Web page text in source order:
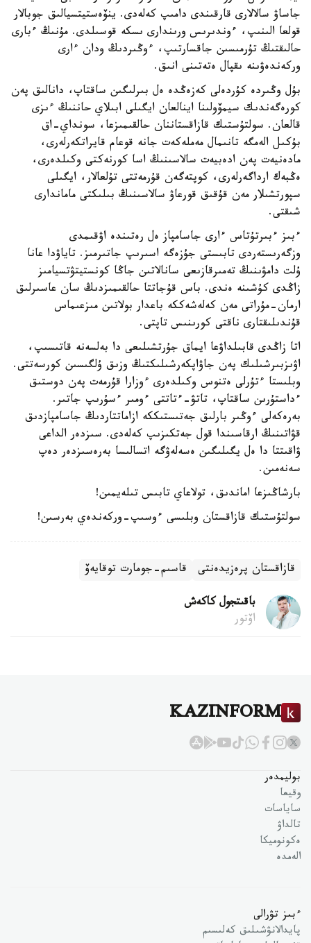
جاساۋ سالالارى قارقىندى دامىپ كەلەدى. ينۆەستيتسيالىق جوبالار
قولعا الىنىپ، ءوندىرىس ورىندارى ىسكە قوسىلدى. مۇنىڭ ءبارى
حالىقتىڭ تۇرمىسىن جاقسارتىپ، ءوڭىردىڭ ودان ءارى
وركەندەۋىنە ىقپال ەتەتىنى انىق.
بۇل وڭىردە كۇردەلى كەزەڭدە ەل بىرلىگىن ساقتاپ، دانالىق پەن
كورەگەندىك سيمۆولىنا اينالعان ايگىلى ابىلاي حاننىڭ ءىزى
قالعان. سولتۇستىك قازاقستاننان حالقىمىزعا، سونداي-اق
بۇكىل الەمگە تانىمال مەملەكەت جانە قوعام قايراتكەرلەرى،
مادەنيەت پەن ادەبيەت سالاسىنىڭ اسا كورنەكتى وكىلدەرى،
ەڭبەك ارداگەرلەرى، كوپتەگەن قۇرمەتتى تۇلعالار، ايگىلى
سپورتشىلار مەن قۇقىق قورعاۋ سالاسىنىڭ بىلىكتى ماماندارى
شىقتى.
ءبىز ءبىرتۇتاس ءارى جاسامپاز ەل رەتىندە اۋقىمدى
وزگەرىستەردى تابىستى جۇزەگە اسىرىپ جاتىرمىز. تاياۋدا عانا
ۇلت دامۋىنىڭ تەمىرقازىعى سانالاتىن جاڭا كونستيتۋتسيامىز
زاڭدى كۇشىنە ەندى. باس قۇجاتتا حالقىمىزدىڭ سان عاسىرلىق
ارمان-مۇراتى مەن كەلەشەككە باعدار بولاتىن مىزعىماس
قۇندىلىقتارى ناقتى كورىنىس تاپتى.
اتا زاڭدى قابىلداۋعا ايماق جۇرتشىلىعى دا بەلسەنە قاتىسىپ،
اۋىزبىرشىلىك پەن جاۋاپكەرشىلىكتىڭ وزىق ۇلگىسىن كورسەتتى.
وبلىستا ءتۇرلى ەتنوس وكىلدەرى ءوزارا قۇرمەت پەن دوستىق
ءداستۇرىن ساقتاپ، تاتۋ-ءتاتتى ءومىر ءسۇرىپ جاتىر.
بەرەكەلى ءوڭىر بارلىق جەتىستىككە ازاماتتاردىڭ جاسامپازدىق
قۋاتىنىڭ ارقاسىندا قول جەتكىزىپ كەلەدى. سىزدەر الداعى
ۋاقىتتا دا ەل يگىلىگىن ەسەلەۋگە اتسالىسا بەرەسىزدەر دەپ
سەنەمىن.
بارشاڭىزعا اماندىق، تولاعاي تابىس تىلەيمىن!
سولتۇستىك قازاقستان وبلىسى ءوسىپ-وركەندەي بەرسىن!
قازاقستان پرەزيدەنتى قاسىم-جومارت توقايەۆ
باقىتجول كاكەش
اۆتور
KAZINFORM
بوليمدەر
وقيعا
ساياسات
تالداۋ
ەكونوميكا
الەمدە
ءبىز تۋرالى
پايدالانۋشىلىق كەلىسىم